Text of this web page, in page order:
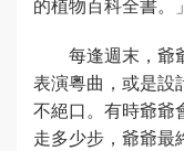
每逢週末，爺
表演粵曲，或是設
不絕口。有時爺爺
走多少步，爺爺最